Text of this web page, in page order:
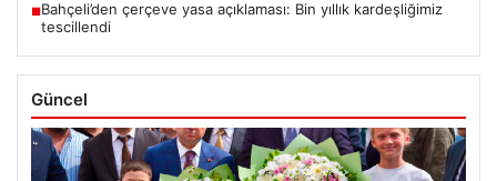
■Bahçeli’den çerçeve yasa açıklaması: Bin yıllık kardeşliğimiz
tescillendi
Güncel